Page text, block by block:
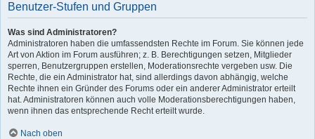
Benutzer-Stufen und Gruppen
Was sind Administratoren?
Administratoren haben die umfassendsten Rechte im Forum. Sie können jede
Art von Aktion im Forum ausführen; z. B. Berechtigungen setzen, Mitglieder
sperren, Benutzergruppen erstellen, Moderationsrechte vergeben usw. Die
Rechte, die ein Administrator hat, sind allerdings davon abhängig, welche
Rechte ihnen ein Gründer des Forums oder ein anderer Administrator erteilt
hat. Administratoren können auch volle Moderationsberechtigungen haben,
wenn ihnen das entsprechende Recht erteilt wurde.
Nach oben